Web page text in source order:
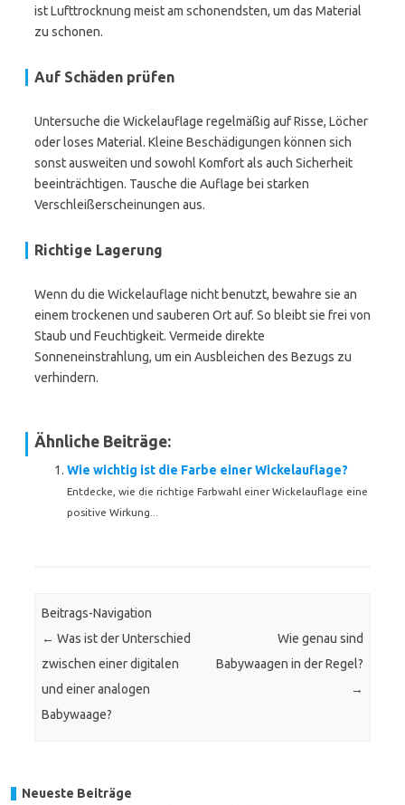
ist Lufttrocknung meist am schonendsten, um das Material
zu schonen.
Auf Schäden prüfen
Untersuche die Wickelauflage regelmäßig auf Risse, Löcher
oder loses Material. Kleine Beschädigungen können sich
sonst ausweiten und sowohl Komfort als auch Sicherheit
beeinträchtigen. Tausche die Auflage bei starken
Verschleißerscheinungen aus.
Richtige Lagerung
Wenn du die Wickelauflage nicht benutzt, bewahre sie an
einem trockenen und sauberen Ort auf. So bleibt sie frei von
Staub und Feuchtigkeit. Vermeide direkte
Sonneneinstrahlung, um ein Ausbleichen des Bezugs zu
verhindern.
Ähnliche Beiträge:
Wie wichtig ist die Farbe einer Wickelauflage?
Entdecke, wie die richtige Farbwahl einer Wickelauflage eine
positive Wirkung...
Beitrags-Navigation
← Was ist der Unterschied
zwischen einer digitalen
und einer analogen
Babywaage?
Wie genau sind
Babywaagen in der Regel?
→
Neueste Beiträge